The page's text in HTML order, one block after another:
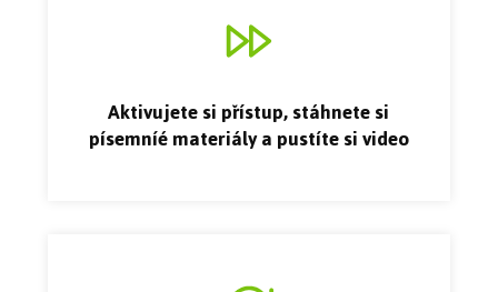
Aktivujete si přístup, stáhnete si
písemníé materiály a pustíte si video